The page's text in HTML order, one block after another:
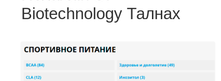
Biotechnology Талнах